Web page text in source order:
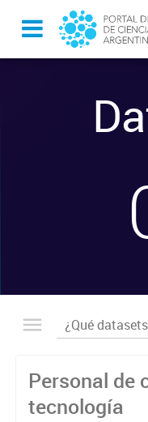
Personal de
tecnología